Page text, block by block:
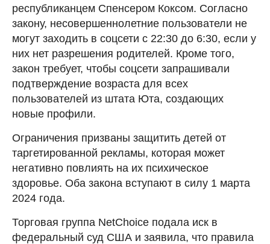
республиканцем Спенсером Коксом. Согласно
закону, несовершеннолетние пользователи не
могут заходить в соцсети с 22:30 до 6:30, если у
них нет разрешения родителей. Кроме того,
закон требует, чтобы соцсети запрашивали
подтверждение возраста для всех
пользователей из штата Юта, создающих
новые профили.
Ограничения призваны защитить детей от
таргетированной рекламы, которая может
негативно повлиять на их психическое
здоровье. Оба закона вступают в силу 1 марта
2024 года.
Торговая группа NetChoice подала иск в
федеральный суд США и заявила, что правила